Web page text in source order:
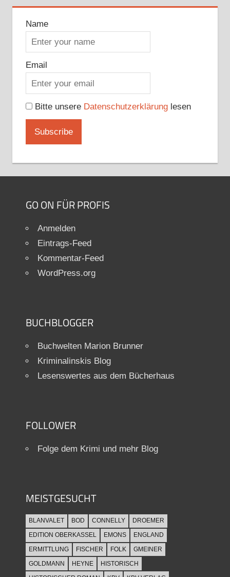
Name
Email
Bitte unsere Datenschutzerklärunglesen
GO ON FÜR PROFIS
Anmelden
Eintrags-Feed
Kommentar-Feed
WordPress.org
BUCHBLOGGER
Buchwelten Marion Brunner
Kriminalinskis Blog
Lesenswertes aus dem Bücherhaus
FOLLOWER
Folge dem Krimi und mehr Blog
MEISTGESUCHT
BLANVALET BOD CONNELLY
DROEMER
EDITION OBERKASSEL
EMONS
ENGLAND
ERMITTLUNG
FISCHER FOLK
GMEINER
GOLDMANN
HEYNE
HISTORISCH